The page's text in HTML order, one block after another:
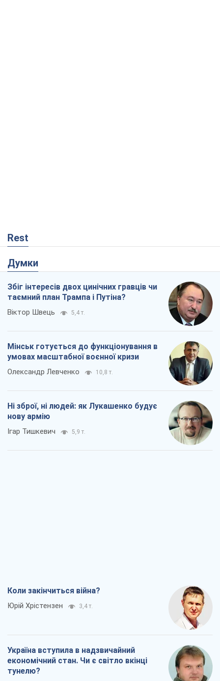
Rest
Думки
Збіг інтересів двох цинічних гравців чи
таємний план Трампа і Путіна?
Віктор Швець 5,4 т.
Мінськ готується до функціонування в
умовах масштабної воєнної кризи
Олександр Левченко 10,8 т.
Ні зброї, ні людей: як Лукашенко будує
нову армію
Ігар Тишкевич 5,9 т.
Коли закінчиться війна?
Юрій Хрістензен 3,4 т.
Україна вступила в надзвичайний
економічний стан. Чи є світло вкінці
тунелю?